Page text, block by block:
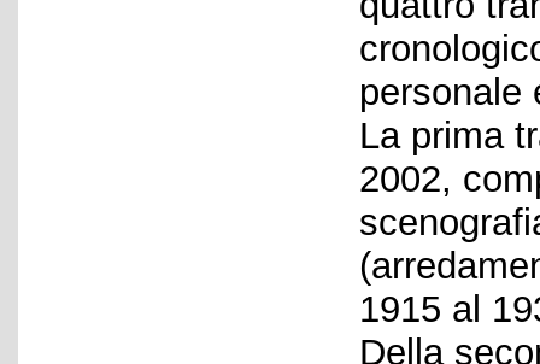
personale
La prima
2002,
1915 al
Della